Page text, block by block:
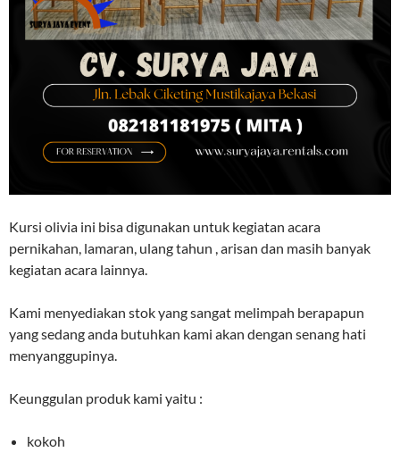
Kursi olivia ini bisa digunakan untuk kegiatan acara
pernikahan, lamaran, ulang tahun , arisan dan masih banyak
kegiatan acara lainnya.
Kami menyediakan stok yang sangat melimpah berapapun
yang sedang anda butuhkan kami akan dengan senang hati
menyanggupinya.
Keunggulan produk kami yaitu :
kokoh